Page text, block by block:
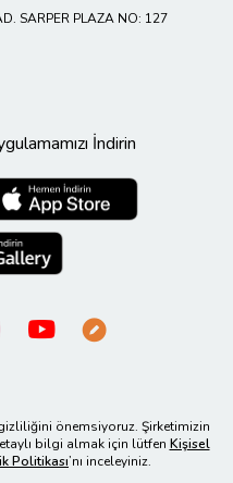
SARPER PLAZA NO: 127
İndirin
önemsiyoruz. Şirketimizin
bilgi almak için lütfen Kişisel
Politikası’nı inceleyiniz.